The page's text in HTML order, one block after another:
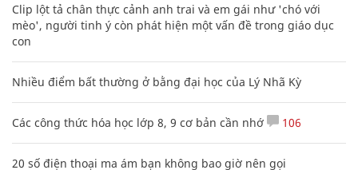
Clip lột tả chân thực cảnh anh trai và em gái như 'chó với
mèo', người tinh ý còn phát hiện một vấn đề trong giáo dục
con
Nhiều điểm bất thường ở bằng đại học của Lý Nhã Kỳ
Các công thức hóa học lớp 8, 9 cơ bản cần nhớ 106
20 số điện thoại ma ám bạn không bao giờ nên gọi